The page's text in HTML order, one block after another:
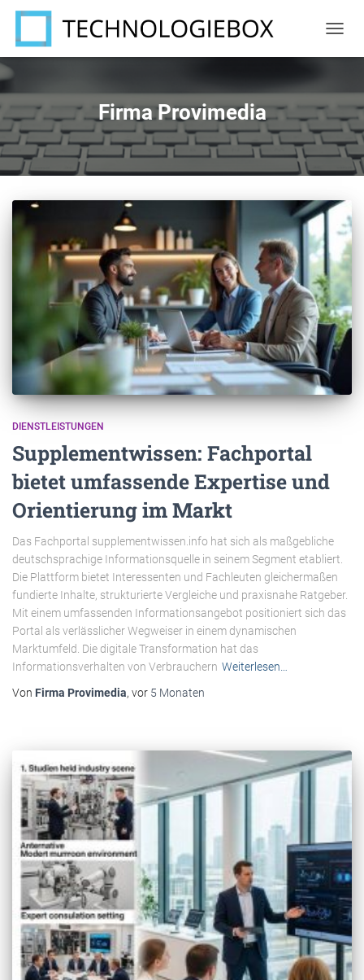
Firma Provimedia
DIENSTLEISTUNGEN
Supplementwissen: Fachportal
bietet umfassende Expertise und
Orientierung im Markt
Das Fachportal supplementwissen.info hat sich als maßgebliche
deutschsprachige Informationsquelle in seinem Segment etabliert.
Die Plattform bietet Interessenten und Fachleuten gleichermaßen
fundierte Inhalte, strukturierte Vergleiche und praxisnahe Ratgeber.
Mit einem umfassenden Informationsangebot positioniert sich das
Portal als verlässlicher Wegweiser in einem dynamischen
Marktumfeld. Die digitale Transformation hat das
Informationsverhalten von Verbrauchern Weiterlesen…
Von Firma Provimedia, vor 5 Monaten